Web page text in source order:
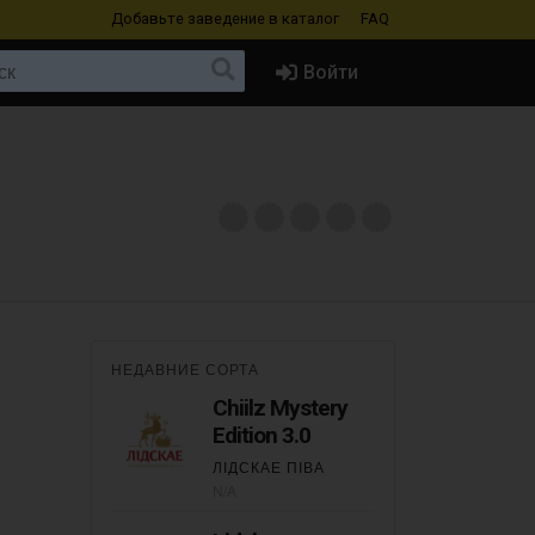
Добавьте заведение в каталог FAQ
Войти
НЕДАВНИЕ СОРТА
Chiilz Mystery
Edition 3.0
ЛІДСКАЕ ПІВА